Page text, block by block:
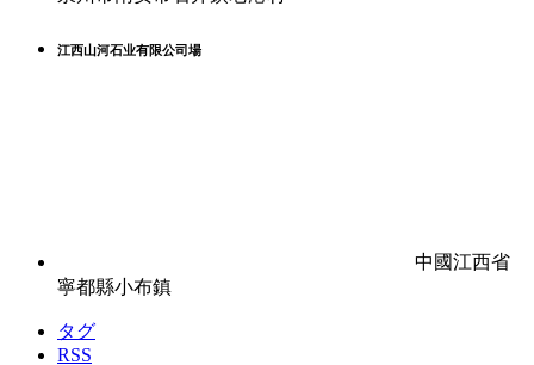
江西山河石业有限公司場
中國江西省
寧都縣小布鎮
タグ
RSS